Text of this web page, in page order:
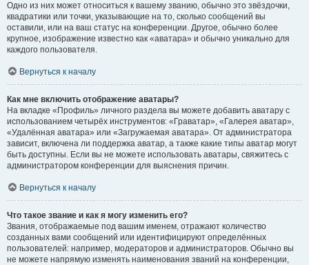
Одно из них может относиться к вашему званию, обычно это звёздочки,
квадратики или точки, указывающие на то, сколько сообщений вы
оставили, или на ваш статус на конференции. Другое, обычно более
крупное, изображение известно как «аватара» и обычно уникально для
каждого пользователя.
Вернуться к началу
Как мне включить отображение аватары?
На вкладке «Профиль» личного раздела вы можете добавить аватару с
использованием четырёх инструментов: «Граватар», «Галерея аватар»,
«Удалённая аватара» или «Загружаемая аватара». От администратора
зависит, включена ли поддержка аватар, а также какие типы аватар могут
быть доступны. Если вы не можете использовать аватары, свяжитесь с
администратором конференции для выяснения причин.
Вернуться к началу
Что такое звание и как я могу изменить его?
Звания, отображаемые под вашим именем, отражают количество
созданных вами сообщений или идентифицируют определённых
пользователей: например, модераторов и администраторов. Обычно вы
не можете напрямую изменять наименования званий на конференции,